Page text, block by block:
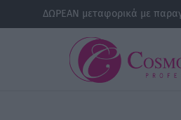
ΔΩΡΕΑΝ μεταφορικά με